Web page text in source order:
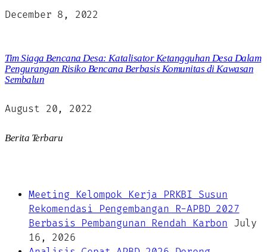
December 8, 2022
Tim Siaga Bencana Desa: Katalisator Ketangguhan Desa Dalam
Pengurangan Risiko Bencana Berbasis Komunitas di Kawasan
Sembalun
August 20, 2022
Berita Terbaru
Meeting Kelompok Kerja PRKBI Susun
Rekomendasi Pengembangan R-APBD 2027
Berbasis Pembangunan Rendah Karbon July
16, 2026